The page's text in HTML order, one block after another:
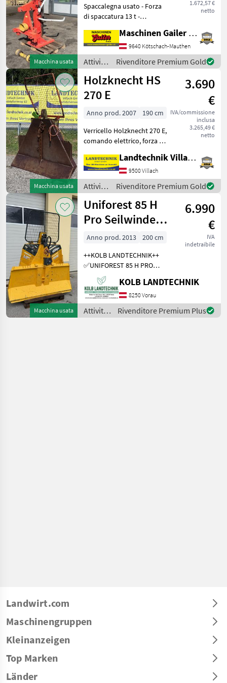
Macchina usata
1.672,57 €
netto
Spaccalegna usato - Forza
di spaccatura 13 t -
110 cm - Azionamento
tramite presa di forza -
Albero cardanico -
Sollevatore meccanico pe
Maschinen Gailer GmbH
9640 Kötschach-Mauthen
Attività
forestali
e
lavorazione
del
legno /
Rivenditore Premium Gold
Macchina usata
Holzknecht HS
270 E
3.690
€
IVA/commissione
inclusa
3.265,49 €
netto
Anno prod. 2007
190 cm
Verricello Holzknecht 270 E,
comando elettrico, forza di
protezione, 4 scivoli per
fune, gancio terminale e
albero articolato, supporto
per
Landtechnik Villach GmbH
9500 Villach
Attività
forestali
e
lavorazione
del
legno /
Rivenditore Premium Gold
Macchina usata
Uniforest 85 H
Pro Seilwinde
Funkseilwinde
6.990
€
IVA
indetraibile
Anno prod. 2013
200 cm
++KOLB LANDTECHNIK++
✅UNIFOREST 85 H PRO
Funkseilwinde ✅8, 5t
Zugkraft ✅200cm
Schildbreite
✅hydraulischer Seilausstoß
✅inkl. TERRA Profi Funk -
KOLB LANDTECHNIK
8250 Vorau
Attività
forestali
Rivenditore Premium Plus
Landwirt.com
Maschinengruppen
Kleinanzeigen
Top Marken
Länder